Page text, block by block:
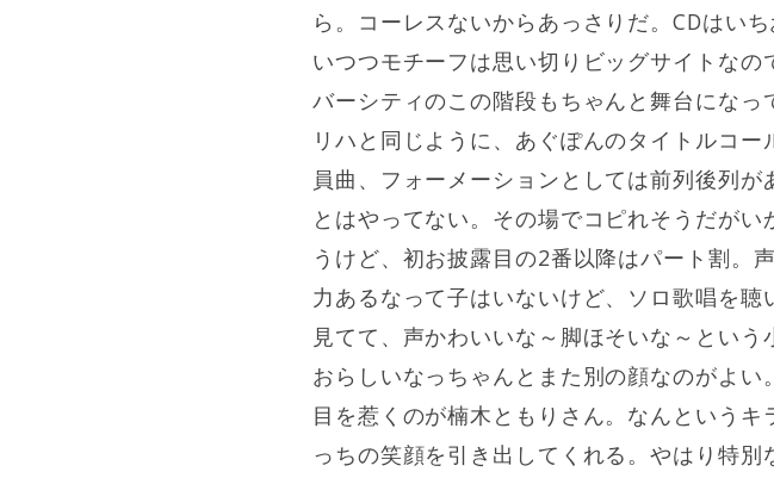
ら。コーレスないからあっさりだ。CDはい
いつつモチーフは思い切りビッグサイトな
バーシティのこの階段もちゃんと舞台になっ
リハと同じように、あぐぽんのタイトルコ
員曲、フォーメーションとしては前列後列
とはやってない。その場でコピれそうだが
うけど、初お披露目の2番以降はパート割。
力あるなって子はいないけど、ソロ歌唱を
見てて、声かわいいな～脚ほそいな～とい
おらしいなっちゃんとまた別の顔なのがよ
目を惹くのが楠木ともりさん。なんという
っちの笑顔を引き出してくれる。やはり特